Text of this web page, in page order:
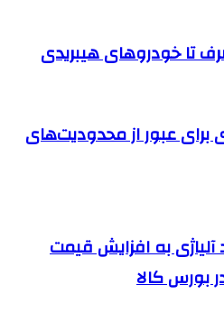
تا خودروهای هیبریدی
برای عبور از محدودیت‌های
آلیاژی به افزایش قیمت
بورس کالا